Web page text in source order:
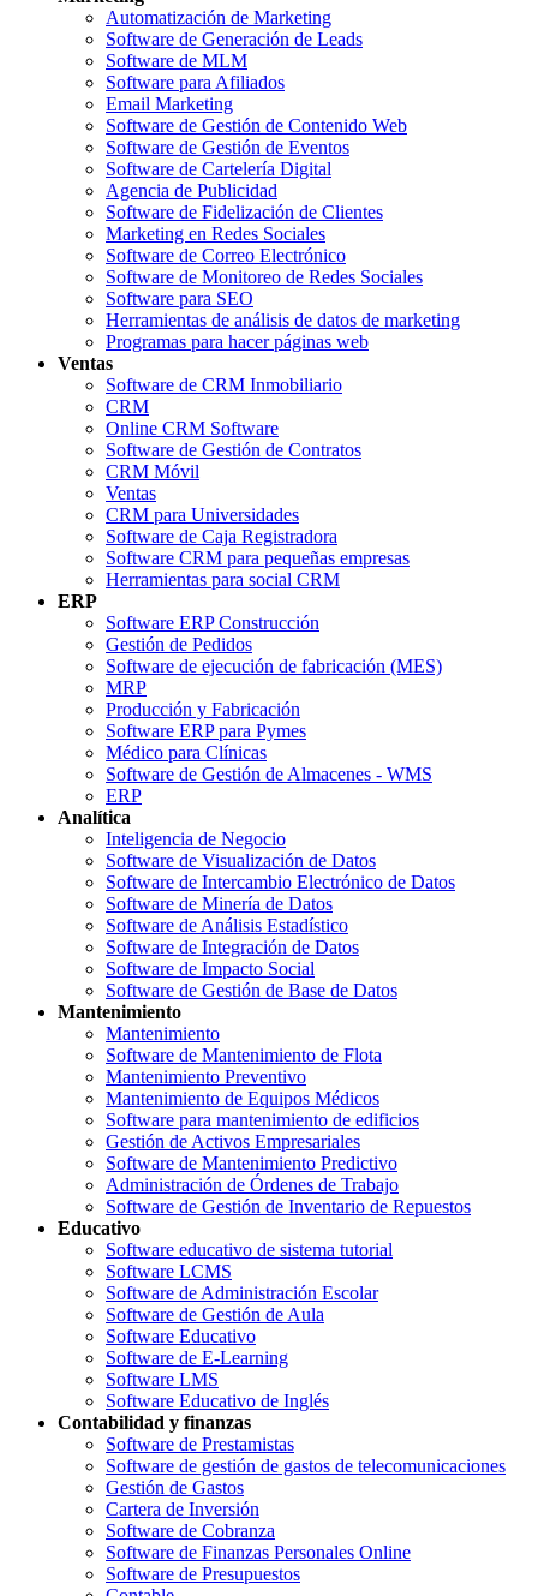
Automatización de Marketing
Software de Generación de Leads
Software de MLM
Software para Afiliados
Email Marketing
Software de Gestión de Contenido Web
Software de Gestión de Eventos
Software de Cartelería Digital
Agencia de Publicidad
Software de Fidelización de Clientes
Marketing en Redes Sociales
Software de Correo Electrónico
Software de Monitoreo de Redes Sociales
Software para SEO
Herramientas de análisis de datos de marketing
Programas para hacer páginas web
Ventas
Software de CRM Inmobiliario
CRM
Online CRM Software
Software de Gestión de Contratos
CRM Móvil
Ventas
CRM para Universidades
Software de Caja Registradora
Software CRM para pequeñas empresas
Herramientas para social CRM
ERP
Software ERP Construcción
Gestión de Pedidos
Software de ejecución de fabricación (MES)
MRP
Producción y Fabricación
Software ERP para Pymes
Médico para Clínicas
Software de Gestión de Almacenes - WMS
ERP
Analítica
Inteligencia de Negocio
Software de Visualización de Datos
Software de Intercambio Electrónico de Datos
Software de Minería de Datos
Software de Análisis Estadístico
Software de Integración de Datos
Software de Impacto Social
Software de Gestión de Base de Datos
Mantenimiento
Mantenimiento
Software de Mantenimiento de Flota
Mantenimiento Preventivo
Mantenimiento de Equipos Médicos
Software para mantenimiento de edificios
Gestión de Activos Empresariales
Software de Mantenimiento Predictivo
Administración de Órdenes de Trabajo
Software de Gestión de Inventario de Repuestos
Educativo
Software educativo de sistema tutorial
Software LCMS
Software de Administración Escolar
Software de Gestión de Aula
Software Educativo
Software de E-Learning
Software LMS
Software Educativo de Inglés
Contabilidad y finanzas
Software de Prestamistas
Software de gestión de gastos de telecomunicaciones
Gestión de Gastos
Cartera de Inversión
Software de Cobranza
Software de Finanzas Personales Online
Software de Presupuestos